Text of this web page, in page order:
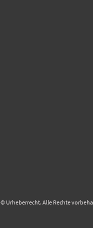
© Urheberrecht. Alle Rechte